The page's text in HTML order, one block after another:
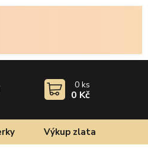
0 ks
0 Kč
Výkup zlata